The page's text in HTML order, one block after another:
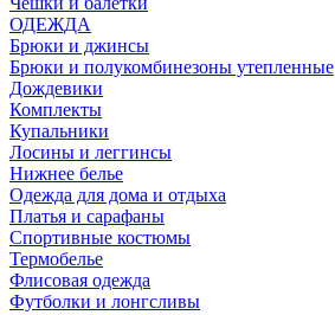
ОДЕЖДА
Брюки и джинсы
Брюки и полукомбинезоны утепленные
Дождевики
Комплекты
Купальники
Лосины и леггинсы
Нижнее белье
Одежда для дома и отдыха
Платья и сарафаны
Спортивные костюмы
Термобелье
Флисовая одежда
Футболки и лонгсливы